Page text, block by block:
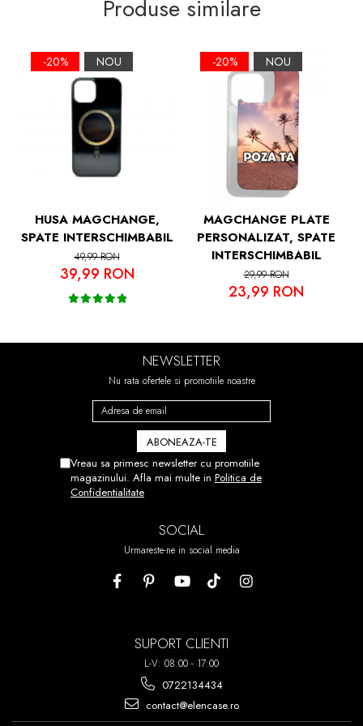
Soft Grip TPU si Spate Hard PC, Slim,
si a Camerelor
Produse similare
-20% NOU
HUSA MAGCHANGE,
SPATE INTERSCHIMBABIL
49,99 RON
39,99 RON
-20% NOU
MAGCHANGE PLATE
PERSONALIZAT, SPATE
INTERSCHIMBABIL
29,99 RON
23,99 RON
NEWSLETTER
Nu rata ofertele si promotiile noastre
Vreau sa primesc newsletter cu promotiile
magazinului. Afla mai multe in Politica de
Confidentialitate
SOCIAL
Urmareste-ne in social media
SUPORT CLIENTI
L-V: 08:00 - 17:00
0722134434
contact@elencase.ro